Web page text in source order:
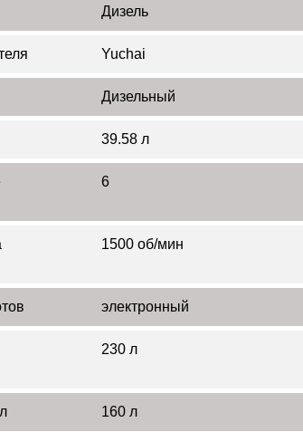
Дизель
Yuchai
Дизельный
39.58 л
6
1500 об/мин
электронный
230 л
160 л